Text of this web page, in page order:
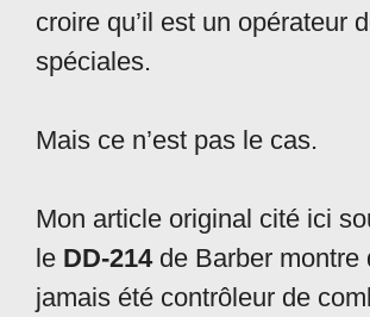
croire qu’il est un opérateur
spéciales.
Mais ce n’est pas le cas.
Mon article original cité ici
le DD-214 de Barber montre
jamais été contrôleur de